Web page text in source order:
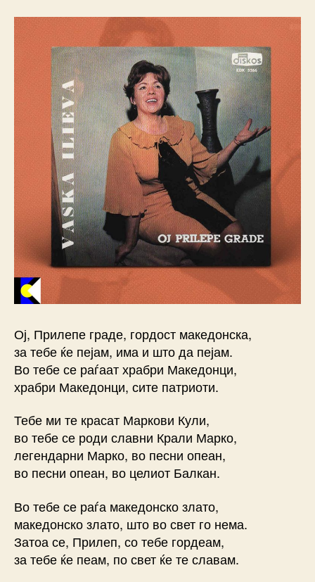
Ој, Прилепе граде, гордост македонска,
за тебе ќе пејам, има и што да пејам.
Во тебе се раѓаат храбри Македонци,
храбри Македонци, сите патриоти.
Тебе ми те красат Маркови Кули,
во тебе се роди славни Крали Марко,
легендарни Марко, во песни опеан,
во песни опеан, во целиот Балкан.
Во тебе се раѓа македонско злато,
македонско злато, што во свет го нема.
Затоа се, Прилеп, со тебе гордеам,
за тебе ќе пеам, по свет ќе те славам.